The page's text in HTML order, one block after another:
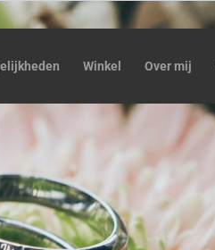
Winkel Over mij